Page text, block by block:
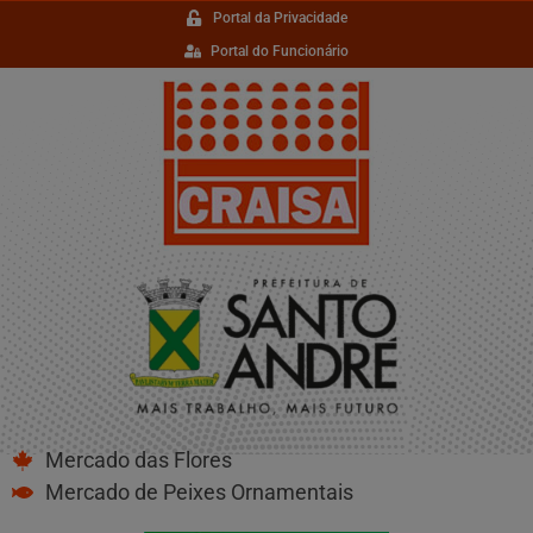
Portal da Privacidade
Portal do Funcionário
Mercado das Flores
Mercado de Peixes Ornamentais